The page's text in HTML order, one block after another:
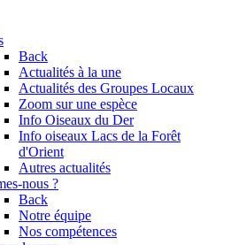
Back
Actualités à la une
Actualités des Groupes Locaux
Zoom sur une espèce
Info Oiseaux du Der
Info oiseaux Lacs de la Forêt
d'Orient
Autres actualités
nous ?
Back
Notre équipe
Nos compétences